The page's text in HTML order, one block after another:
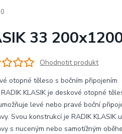
33
Ohodnotit produkt
otopné těleso s bočním připojením
KLASIK je deskové otopné
levé nebo pravé boční
Svou konstrukcí je RADIK KLASIK
s nuceným nebo samotížným